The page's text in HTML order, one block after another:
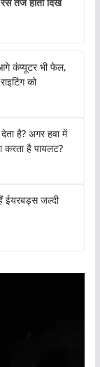
कंप्यूटर भी फेल,
को
है? अगर हवा में
करता है पायलट?
जल्दी